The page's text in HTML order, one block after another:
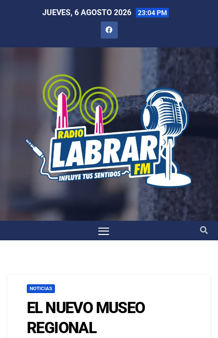
JUEVES, 6 AGOSTO 2026 23:04 PM
NOTICIAS
EL NUEVO MUSEO
REGIONAL